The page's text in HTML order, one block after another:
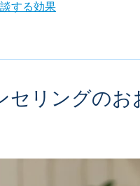
する効果
セリングのお